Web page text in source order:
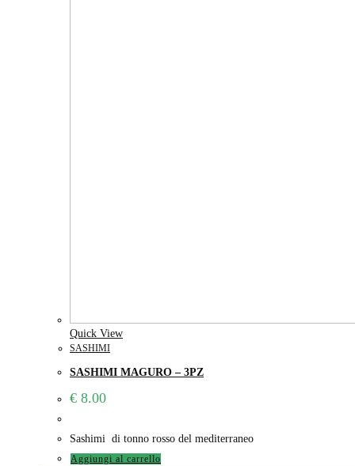
Quick View
SASHIMI
SASHIMI MAGURO – 3PZ
€ 8.00
Sashimi di tonno rosso del mediterraneo
Aggiungi al carrello